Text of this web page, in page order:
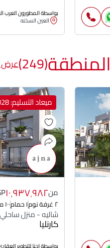
بواسطة المطورون العرب
العين السخنه
المنطقة(249) عرض
ميعاد التسليم: 2028
من١٠٬٩٣٧٬٩٨٢
٢ غرفة نوم ١ حمام ١٠٠ متر مربع
شاليه - منزل ساحلي
كارنليا
بواسطة اجنا للتطوير